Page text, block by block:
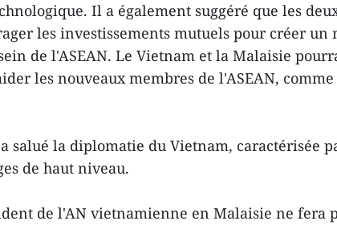
Il a également suggéré que les
les investissements mutuels pour créer un
de l'ASEAN. Le Vietnam et la Malaisie
les nouveaux membres de l'ASEAN,
salué la diplomatie du Vietnam, caractérisée
de haut niveau.
de l'AN vietnamienne en Malaisie ne fera